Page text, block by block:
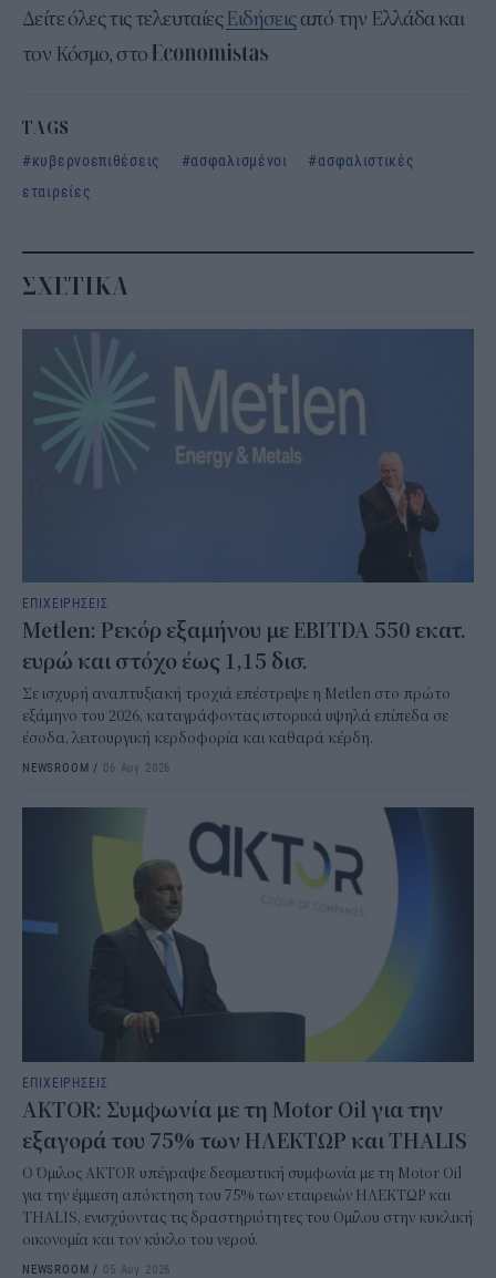
Δείτε όλες τις τελευταίεςΕιδήσειςαπό την Ελλάδα και
τον Κόσμο, στο
TAGS
κυβερνοεπιθέσεις
ασφαλισμένοι
ασφαλιστικές
εταιρείες
ΣΧΕΤΙΚΑ
ΕΠΙΧΕΙΡΗΣΕΙΣ
Metlen: Ρεκόρ εξαμήνου με EBITDA 550 εκατ.
ευρώ και στόχο έως 1,15 δισ.
Σε ισχυρή αναπτυξιακή τροχιά επέστρεψε η Metlen στο πρώτο
εξάμηνο του 2026, καταγράφοντας ιστορικά υψηλά επίπεδα σε
έσοδα, λειτουργική κερδοφορία και καθαρά κέρδη.
NEWSROOM / 06 Αυγ 2026
ΕΠΙΧΕΙΡΗΣΕΙΣ
AKTOR: Συμφωνία με τη Motor Oil για την
εξαγορά του 75% των ΗΛΕΚΤΩΡ και THALIS
Ο Όμιλος AKTOR υπέγραψε δεσμευτική συμφωνία με τη Motor Oil
για την έμμεση απόκτηση του 75% των εταιρειών ΗΛΕΚΤΩΡ και
THALIS, ενισχύοντας τις δραστηριότητες του Ομίλου στην κυκλική
οικονομία και τον κύκλο του νερού.
NEWSROOM / 05 Αυγ 2026